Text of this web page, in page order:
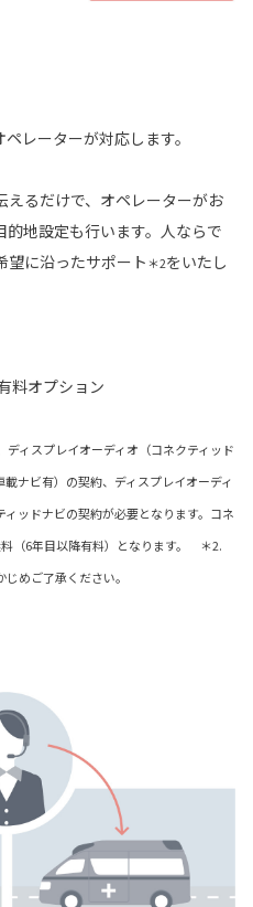
レーターが対応します。
るだけで、オペレーターがお
地設定も行います。人ならで
望に沿ったサポート ＊2をいたし
料オプション
ィスプレイオーディオ（コネクティッド
ナビ有）の契約、ディスプレイオーディ
ッドナビの契約が必要となります。コネ
（6年目以降有料）となります。 ＊2.
めご了承ください。